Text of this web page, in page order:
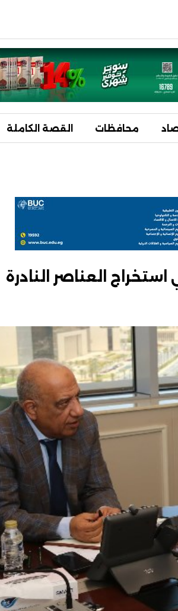
محافظات القصة الكاملة
استخراج العناصر النادرة